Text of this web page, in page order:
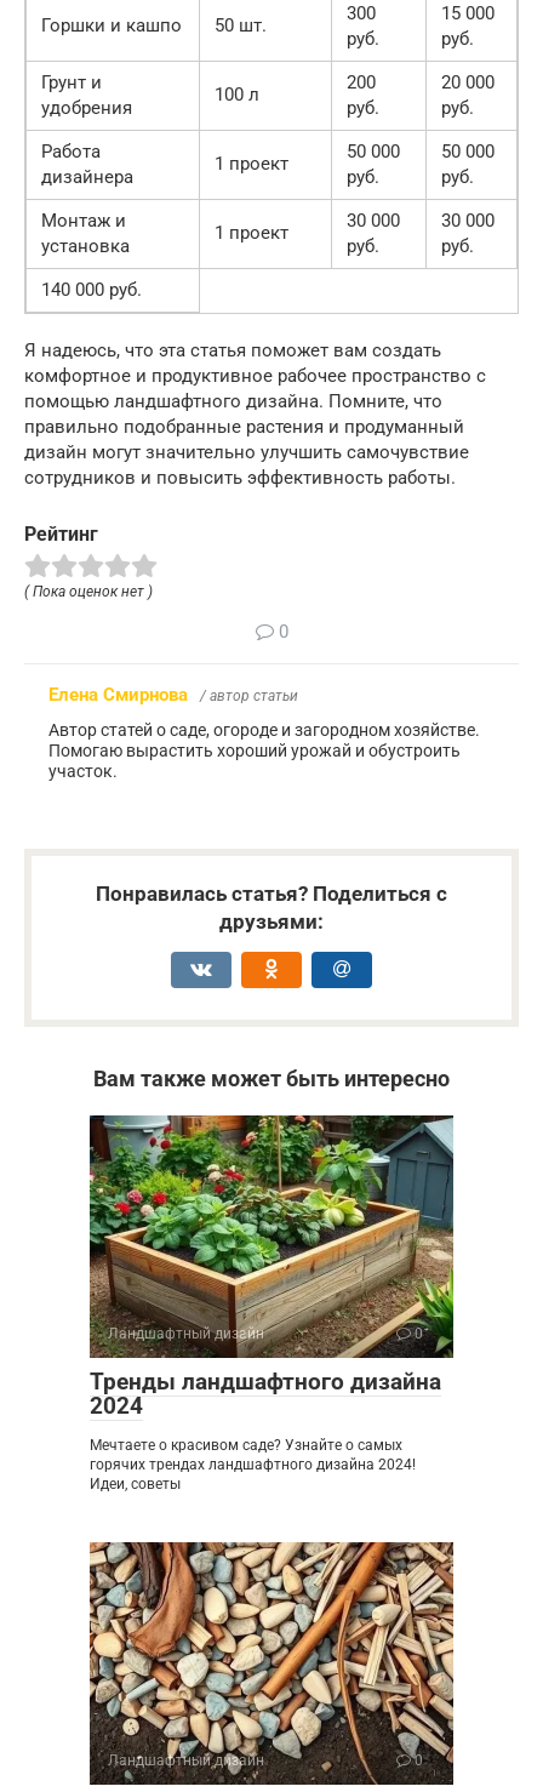
Горшки и кашпо 50 шт.
300
руб.
15 000
руб.
Грунт и
удобрения
100 л
200
руб.
20 000
руб.
Работа
дизайнера
1 проект
50 000
руб.
50 000
руб.
Монтаж и
установка
1 проект
30 000
руб.
30 000
руб.
140 000 руб.
Я надеюсь, что эта статья поможет вам создать
комфортное и продуктивное рабочее пространство с
помощью ландшафтного дизайна. Помните, что
правильно подобранные растения и продуманный
дизайн могут значительно улучшить самочувствие
сотрудников и повысить эффективность работы.
Рейтинг
( Пока оценок нет )
0
Елена Смирнова / автор статьи
Автор статей о саде, огороде и загородном хозяйстве.
Помогаю вырастить хороший урожай и обустроить
участок.
Понравилась статья? Поделиться с
друзьями:
Вам также может быть интересно
Ландшафтный дизайн 0
Тренды ландшафтного дизайна
2024
Мечтаете о красивом саде? Узнайте о самых
горячих трендах ландшафтного дизайна 2024!
Идеи, советы
Ландшафтный дизайн 0